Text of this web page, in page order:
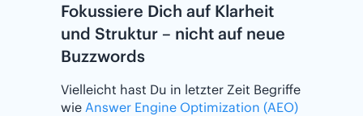
Fokussiere Dich auf Klarheit
und Struktur – nicht auf neue
Buzzwords
Vielleicht hast Du in letzter Zeit Begriffe
wie Answer Engine Optimization (AEO)